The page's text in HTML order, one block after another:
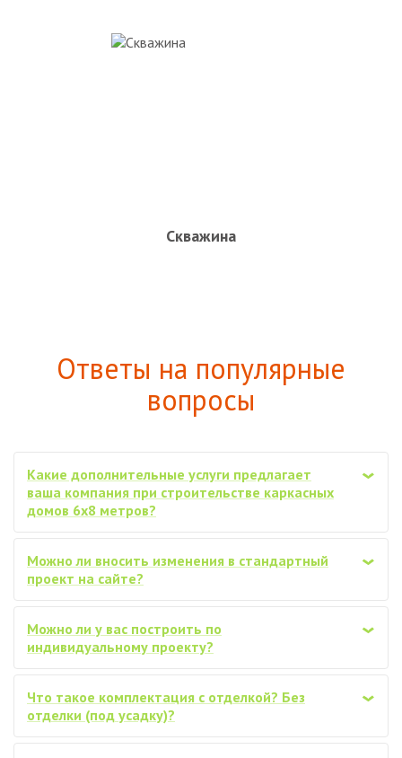
Скважина
Ответы на популярные
вопросы
‹
Какие дополнительные услуги предлагает
ваша компания при строительстве каркасных
домов 6х8 метров?
‹
Можно ли вносить изменения в стандартный
проект на сайте?
‹
Можно ли у вас построить по
индивидуальному проекту?
‹
Что такое комплектация с отделкой? Без
отделки (под усадку)?